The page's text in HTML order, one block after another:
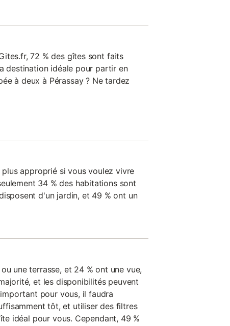
72 % des gîtes sont faits
destination idéale pour partir en
à deux à Pérassay ? Ne tardez
approprié si vous voulez vivre
34 % des habitations sont
d'un jardin, et 49 % ont un
une terrasse, et 24 % ont une vue,
et les disponibilités peuvent
pour vous, il faudra
tôt, et utiliser des filtres
idéal pour vous. Cependant, 49 %